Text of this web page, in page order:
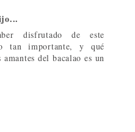
disfrutado de este
tan importante, y qué
del bacalao es un